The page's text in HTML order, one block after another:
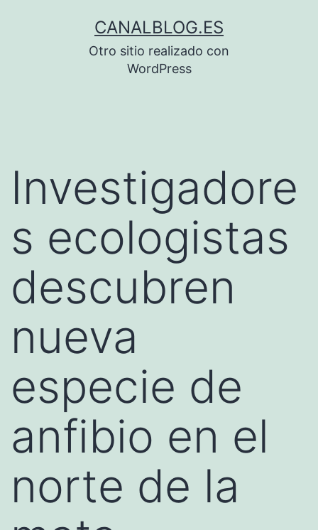
CANALBLOG.ES
Otro sitio realizado con
WordPress
Investigadore
s ecologistas
descubren
nueva
especie de
anfibio en el
norte de la